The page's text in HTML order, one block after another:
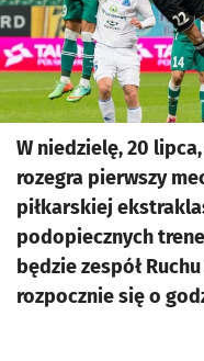
W niedzielę, 20
rozegra pierwszy
piłkarskiej
podopiecznych
będzie zespół
rozpocznie się o